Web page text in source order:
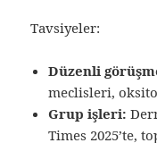
Tavsiyeler:
Düzenli
meclisleri,
Grup işleri:
Times 2025’te,